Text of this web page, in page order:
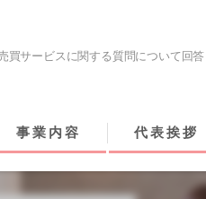
買サービスに関する質問について回答
事業内容 代表挨拶